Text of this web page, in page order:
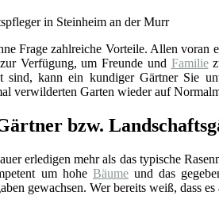
Frage zahlreiche Vorteile. Allen voran
Verfügung, um Freunde und Familie
sind, kann ein kundiger Gärtner Sie
verwilderten Garten wieder auf
bzw.
erledigen mehr als das typische
um hohe Bäumeund das
gewachsen. Wer bereits weiß, dass